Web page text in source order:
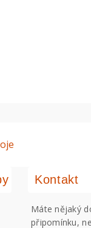
Kontakt
Máte nějaký
připomínku,